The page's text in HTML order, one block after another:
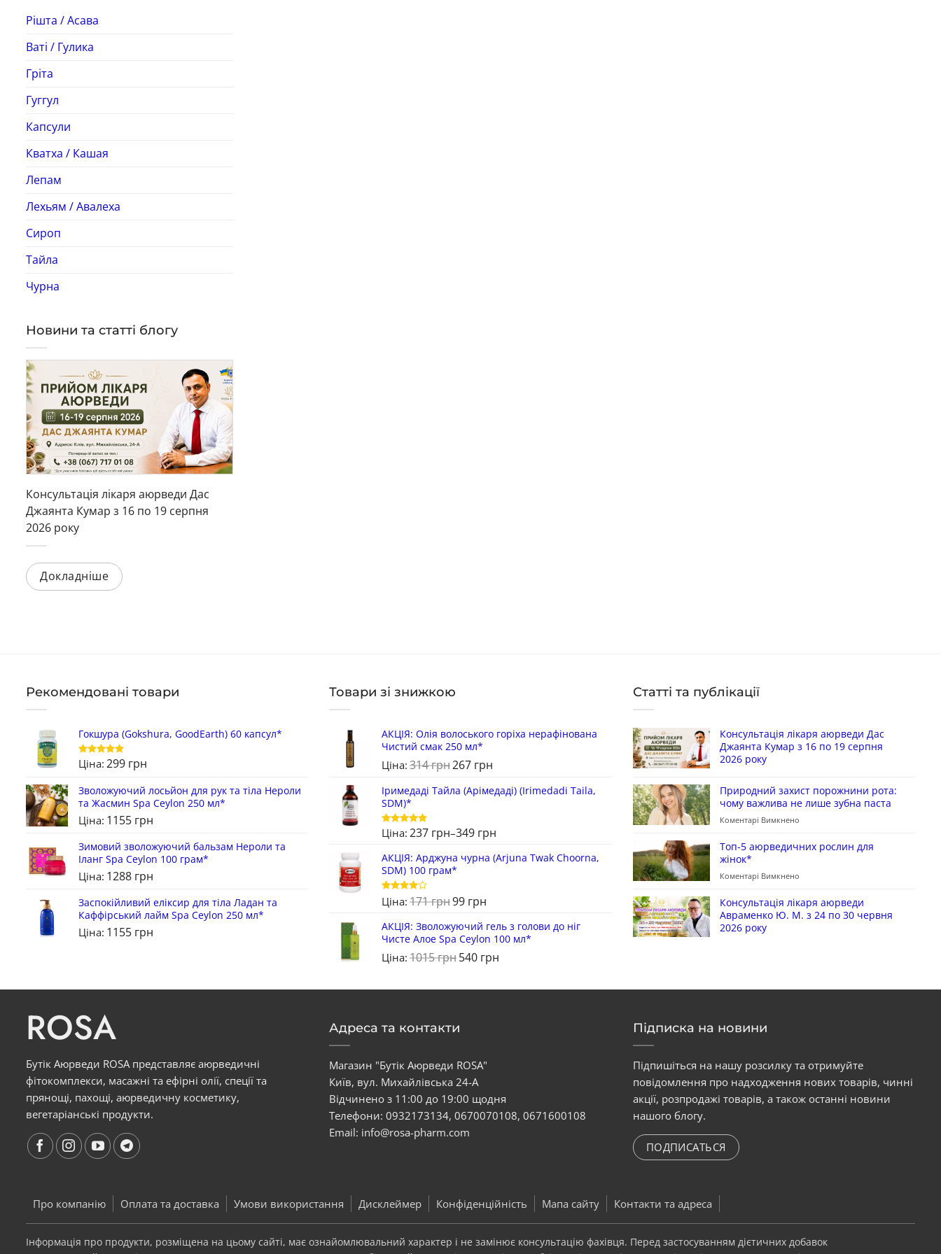
Рішта / Асава
Ваті / Гулика
Гріта
Гуггул
Капсули
Кватха / Кашая
Лепам
Лехьям / Авалеха
Сироп
Тайла
Чурна
Новини та статті блогу
Консультація лікаря аюрведи Дас
Джаянта Кумар з 16 по 19 серпня
2026 року
Докладніше
Рекомендовані товари
Гокшура (Gokshura, GoodEarth) 60 капсул*
Оцінено в
з 5
Ціна: 299 грн
Зволожуючий лосьйон для рук та тіла Нероли
та Жасмин Spa Ceylon 250 мл*
Ціна: 1155 грн
Зимовий зволожуючий бальзам Нероли та
Іланг Spa Ceylon 100 грам*
Ціна: 1288 грн
Заспокійливий еліксир для тіла Ладан та
Каффірський лайм Spa Ceylon 250 мл*
Ціна: 1155 грн
Товари зі знижкою
АКЦІЯ: Олія волоського горіха нерафінована
Чистий смак 250 мл*
Ціна: 314грн267 грн
Іримедаді Тайла (Арімедаді) (Irimedadi Taila,
SDM)*
Оцінено в
з 5
Ціна: 237 грн–349 грн
АКЦІЯ: Арджуна чурна (Arjuna Twak Choorna,
SDM) 100 грам*
Оцінено
в4 з 5
Ціна: 171грн99 грн
АКЦІЯ: Зволожуючий гель з голови до ніг
Чисте Алое Spa Ceylon 100 мл*
Ціна: 1015грн540 грн
Статті та публікації
Консультація лікаря аюрведи Дас
Джаянта Кумар з 16 по 19 серпня
2026 року
Природний захист порожнини рота:
чому важлива не лише зубна паста
Коментарі Вимкнено
Топ-5 аюрведичних рослин для
жінок*
Коментарі Вимкнено
Консультація лікаря аюрведи
Авраменко Ю. М. з 24 по 30 червня
2026 року
ROSA
Бутік Аюрведи ROSA представляє аюрведичні
фітокомплекси, масажні та ефірні олії, спеції та
прянощі, пахощі, аюрведичну косметику,
вегетаріанські продукти.
Адреса та контакти
Магазин "Бутік Аюрведи ROSA"
Київ, вул. Михайлівська 24-А
Відчинено з 11:00 до 19:00 щодня
Телефони:0932173134,0670070108,0671600108
Email: info@rosa-pharm.com
Підписка на новини
Підпишіться на нашу розсилку та отримуйте
повідомлення про надходження нових товарів, чинні
акції, розпродажі товарів, а також останні новини
нашого блогу.
ПОДПИСАТЬСЯ
Про компанію Оплата та доставка Умови використання Дисклеймер Конфіденційність Мапа сайту Контакти та адреса
Інформація про продукти, розміщена на цьому сайті, має ознайомлювальний характер і не замінює консультацію фахівця. Перед застосуванням дієтичних добавок